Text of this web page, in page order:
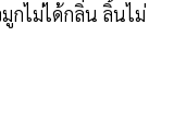
กไม่ได้กลิ่น ลิ้นไม่